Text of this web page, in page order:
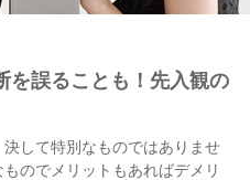
を誤ることも！先入観の
して特別なものではありませ
のでメリットもあればデメリ